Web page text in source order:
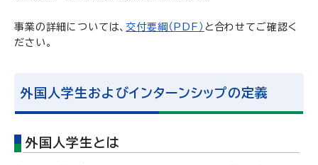
事業の詳細については、 交付要綱（PDF） と合わせてご確認く
ださい。
外国人学生およびインターンシップの定義
外国人学生とは